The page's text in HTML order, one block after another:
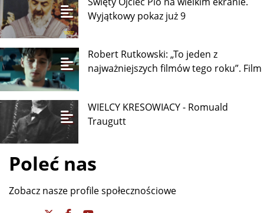
Wyjątkowy pokaz już 9
Robert Rutkowski: „To jeden z
najważniejszych filmów tego roku”. Film
WIELCY KRESOWIACY - Romuald
Traugutt
Poleć nas
Zobacz nasze profile społecznościowe